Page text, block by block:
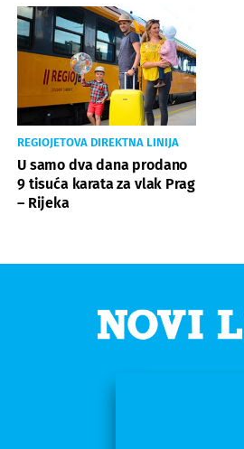
REGIOJETOVA DIREKTNA LINIJA
U samo dva dana prodano
9 tisuća karata za vlak Prag
– Rijeka